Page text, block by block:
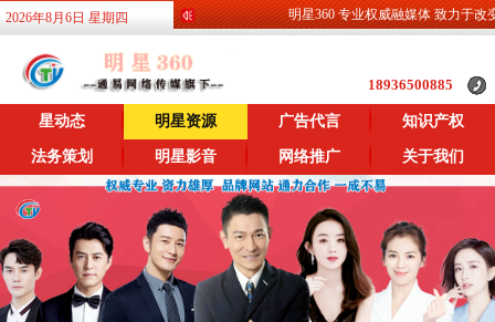
2026年8月6日 星期四 明星360 专业权威融媒体 致力于改变娱
18936500885
星动态 明星资源 广告代言 知识产权
法务策划 明星影音 网络推广 关于我们